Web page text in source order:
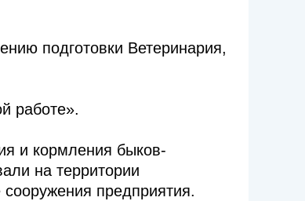
подготовки Ветеринария,
работе».
и кормления быков-
на территории
предприятия.